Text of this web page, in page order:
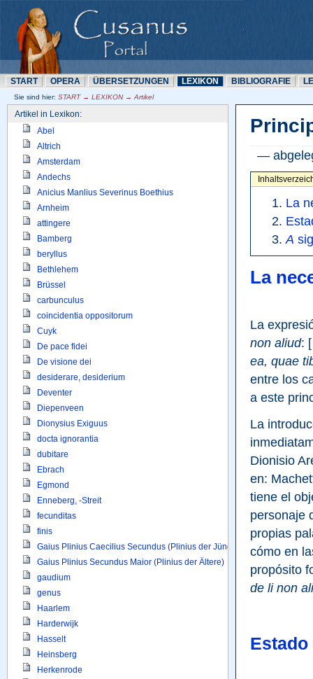
START OPERA ÜBERSETZUNN LEXIKON BIBLIOGRAFIE
Sie sind hier: START → LEXIKON → Artikel
Artikel in Lexikon:
Abel
Altrich
Amsterdam
Andechs
Anicius Manlius Severinus Boethius
Arnheim
attingere
Bamberg
beryllus
Bethlehem
Brüssel
carbunculus
coincidentia oppositorum
Cuyk
De pace fidei
De visione dei
desiderare, desiderium
Deventer
Diepenveen
Dionysius Exiguus
docta ignorantia
dubitare
Ebrach
Egmond
Enneberg, -Streit
fecunditas
finis
Gaius Plinius Caecilius Secundus (Plinius der Jüngere)
Gaius Plinius Secundus Maior (Plinius der Ältere)
gaudium
genus
Haarlem
Harderwijk
Hasselt
Heinsberg
Herkenrode
—
La
A
La
La
non aliud:
ea, quae
entre los
a este
La
Dionisio
en:
tiene el
personaje
propias
cómo en
propósito
de li non